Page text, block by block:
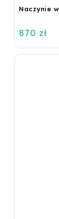
Naczynie
870 zł